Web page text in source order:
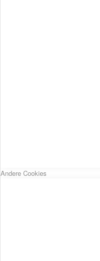
Andere Cookies